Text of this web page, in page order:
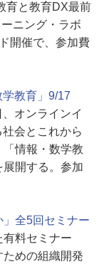
育と教育DX最前
ニング・ラボ
開催で、参加費
教育」9/17
オンラインイ
会とこれから
情報・数学教
開する。参加
全5回セミナー
料セミナー
ための組織開発